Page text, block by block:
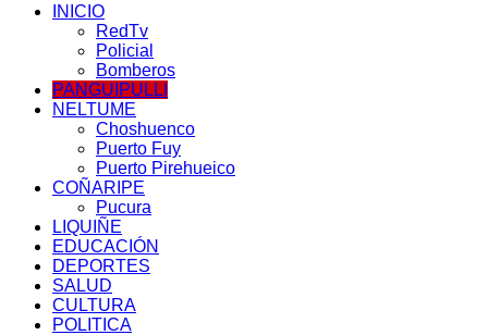
INICIO
RedTv
Policial
Bomberos
PANGUIPULLI
NELTUME
Choshuenco
Puerto Fuy
Puerto Pirehueico
COÑARIPE
Pucura
LIQUIÑE
EDUCACIÓN
DEPORTES
SALUD
CULTURA
POLITICA